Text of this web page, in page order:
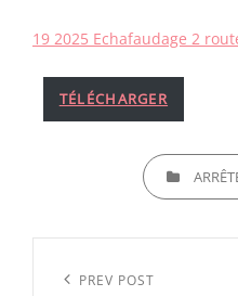
19 2025 Echafaudage 2
TÉLÉCHARGER
CATEGORIES
Previous
PREV POST